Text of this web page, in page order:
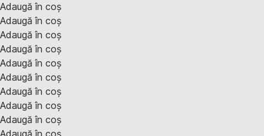
Adaugă în coș
Adaugă în coș
Adaugă în coș
Adaugă în coș
Adaugă în coș
Adaugă în coș
Adaugă în coș
Adaugă în coș
Adaugă în coș